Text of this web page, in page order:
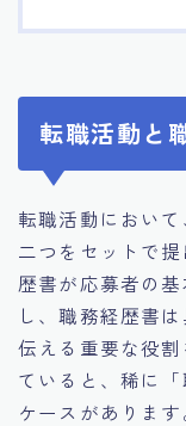
転職活動と
転職活動におい
二つをセットで
歴書が応募者の
し、職務経歴書
伝える重要な役
ていると、稀に
ケースがあります